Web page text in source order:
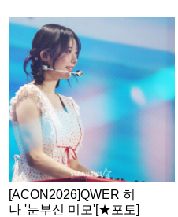
[ACON2026]QWER 히
나 '눈부신 미모'[★포토]